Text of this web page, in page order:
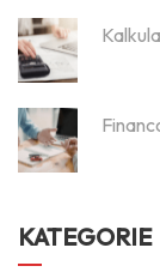
KATEGORIE